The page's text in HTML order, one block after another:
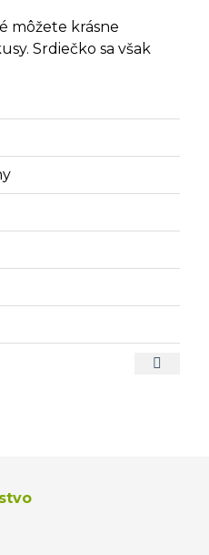
môžete krásne
Srdiečko sa však